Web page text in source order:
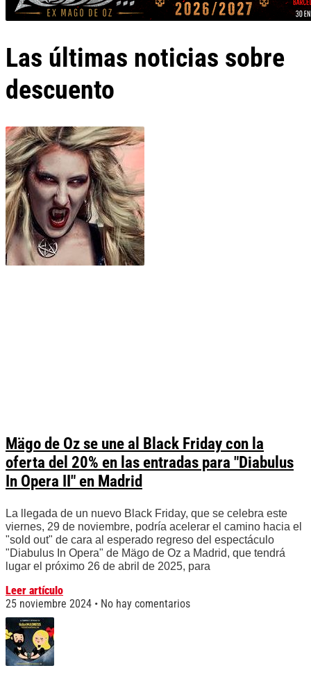
Las últimas noticias sobre
descuento
Mägo de Oz se une al Black Friday con la
oferta del 20% en las entradas para "Diabulus
In Opera II" en Madrid
La llegada de un nuevo Black Friday, que se celebra este
viernes, 29 de noviembre, podría acelerar el camino hacia el
"sold out" de cara al esperado regreso del espectáculo
"Diabulus In Opera" de Mägo de Oz a Madrid, que tendrá
lugar el próximo 26 de abril de 2025, para
Leer artículo
25 noviembre 2024
No hay comentarios